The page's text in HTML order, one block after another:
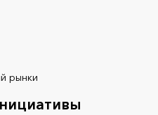
рынки